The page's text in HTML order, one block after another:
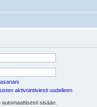
aktivointiviesti uudelleen
automaattisesti sisään.